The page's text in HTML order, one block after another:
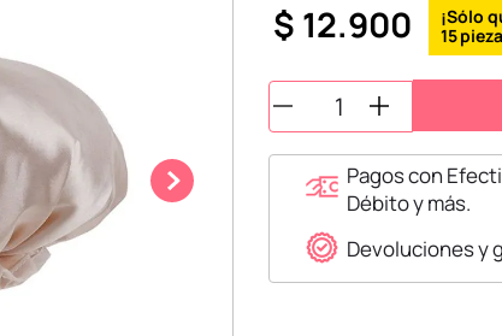
$ 12.900 15
Pagos con
Débito y más.
Devoluciones y